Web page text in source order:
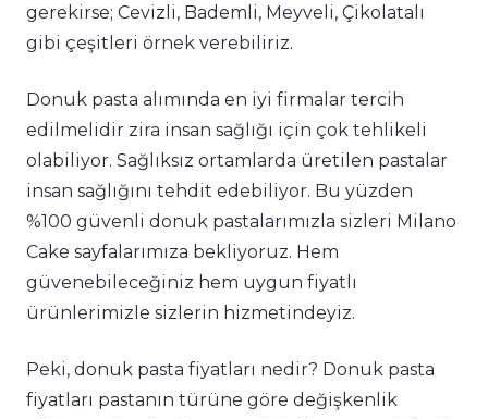
gerekirse; Cevizli, Bademli, Meyveli, Çikolatalı
gibi çeşitleri örnek verebiliriz.
Donuk pasta alımında en iyi firmalar tercih
edilmelidir zira insan sağlığı için çok tehlikeli
olabiliyor. Sağlıksız ortamlarda üretilen pastalar
insan sağlığını tehdit edebiliyor. Bu yüzden
%100 güvenli donuk pastalarımızla sizleri Milano
Cake sayfalarımıza bekliyoruz. Hem
güvenebileceğiniz hem uygun fiyatlı
ürünlerimizle sizlerin hizmetindeyiz.
Peki, donuk pasta fiyatları nedir? Donuk pasta
fiyatları pastanın türüne göre değişkenlik